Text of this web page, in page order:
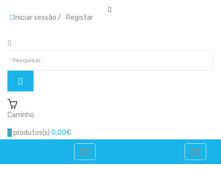
Iniciar sessão / Registar
Carrinho
0 produtos(s) 0,00€